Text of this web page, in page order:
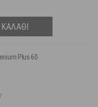
Plus 60